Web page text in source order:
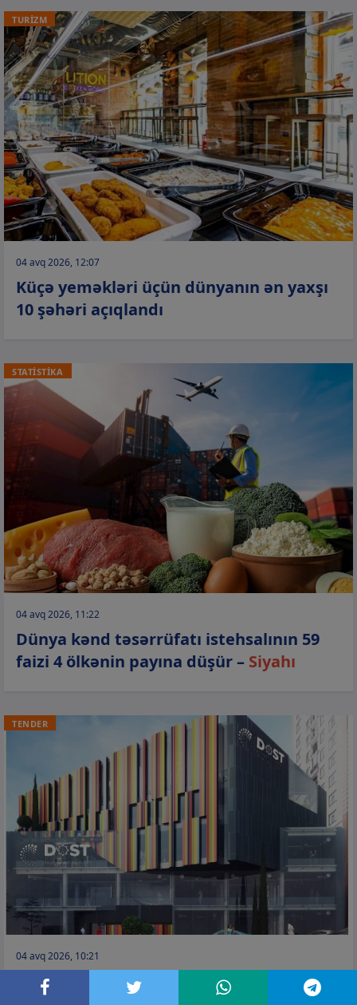
TURİZM
04 avq 2026, 12:07
Küçə yeməkləri üçün dünyanın ən yaxşı
10 şəhəri açıqlandı
STATİSTİKA
04 avq 2026, 11:22
Dünya kənd təsərrüfatı istehsalının 59
faizi 4 ölkənin payına düşür – Siyahı
TENDER
04 avq 2026, 10:21
DOST Agentliyi 6 rayonda inzibati